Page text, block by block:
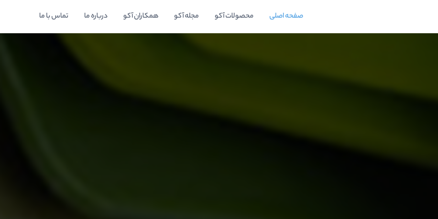
صفحه اصلی محصولات آکو مجله آکو همکاران آکو درباره ما تماس با ما